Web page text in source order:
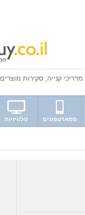
מדריכי קנייה סקירות מוצרים
סמארטפונים טלוויזיות